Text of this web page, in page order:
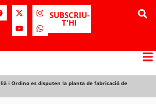
SUBSCRIU-
T'HI
i Ordino es disputen la planta de fabricació de